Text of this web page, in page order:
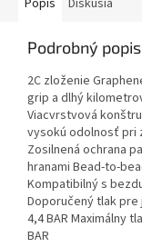
Popis Diskusia
Podrobný popis
2C zloženie
grip a dlhý
Viacvrstvová
vysokú odolnosť pri
Zosilnená ochrana
hranami Bead-to-
Kompatibilný s
Doporučený tlak pre
4,4 BAR Maximálny
BAR